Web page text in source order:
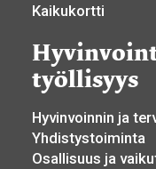
Kaikukortti
työllisyys
Hyvinvoinnin ja
Yhdistystoiminta
Osallisuus ja